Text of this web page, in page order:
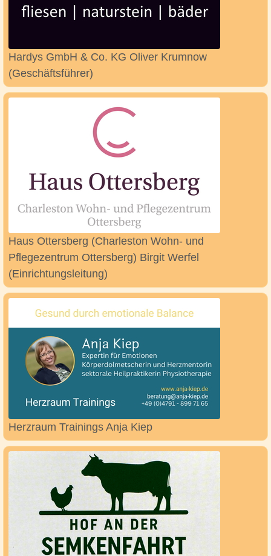
Hardys GmbH & Co. KG Oliver Krumnow
(Geschäftsführer)
Haus Ottersberg (Charleston Wohn- und
Pflegezentrum Ottersberg) Birgit Werfel
(Einrichtungsleitung)
Herzraum Trainings Anja Kiep